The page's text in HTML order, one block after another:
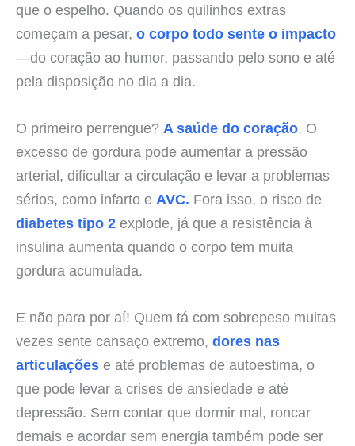
que o espelho. Quando os quilinhos extras
começam a pesar, o corpo todo sente o impacto
—do coração ao humor, passando pelo sono e até
pela disposição no dia a dia.
O primeiro perrengue? A saúde do coração. O
excesso de gordura pode aumentar a pressão
arterial, dificultar a circulação e levar a problemas
sérios, como infarto e AVC. Fora isso, o risco de
diabetes tipo 2 explode, já que a resistência à
insulina aumenta quando o corpo tem muita
gordura acumulada.
E não para por aí! Quem tá com sobrepeso muitas
vezes sente cansaço extremo, dores nas
articulações e até problemas de autoestima, o
que pode levar a crises de ansiedade e até
depressão. Sem contar que dormir mal, roncar
demais e acordar sem energia também pode ser